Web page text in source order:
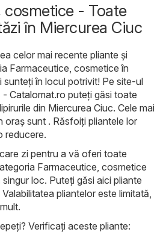
cosmetice - Toate
în Miercurea Ciuc
celor mai recente pliante și
Farmaceutice, cosmetice în
sunteți în locul potrivit! Pe site-ul
- Catalomat.ro puteți găsi toate
din Miercurea Ciuc. Cele mai
oraș sunt . Răsfoiți pliantele lor
reducere.
zi pentru a vă oferi toate
Farmaceutice, cosmetice
loc. Puteți găsi aici pliante
pliantelor este limitată,
Verificați aceste pliante: